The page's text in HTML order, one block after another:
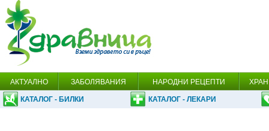
АКТУАЛНО ЗАБОЛЯВАНИЯ НАРОДНИ РЕЦЕПТИ
КАТАЛОГ - БИЛКИ КАТАЛОГ - ЛЕКАРИ